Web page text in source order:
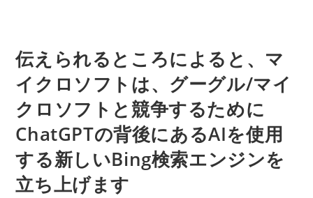
伝えられるところによると、マ
イクロソフトは、グーグル/マイ
クロソフトと競争するために
ChatGPTの背後にあるAIを使用
する新しいBing検索エンジンを
立ち上げます